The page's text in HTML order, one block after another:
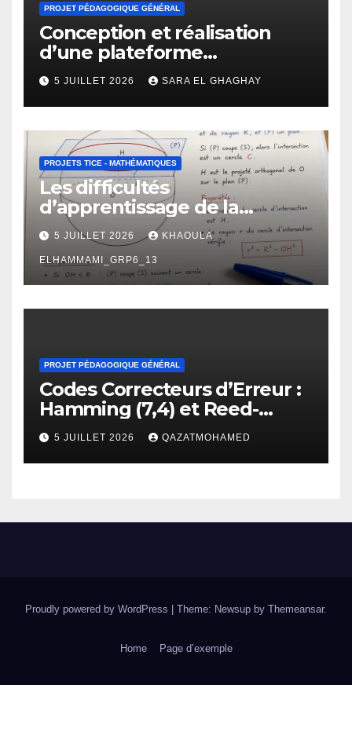
PROJET PÉDAGOGIQUE GÉNÉRAL
Conception et réalisation
d’une plateforme
d’apprentissage en ligne
pour l’enseignement des
mathématiques
5 JUILLET 2026 SARA EL GHAGHAY
PROJETS TICE - MATHÉMATIQUES
Les difficultés
d’apprentissage de la
géométrie chez les élèves de
2 -ème BAC : manifestations,
causes et propositions de
remédiation.
5 JUILLET 2026 KHAOULA
ELHAMMAMI_GRP6_13
PROJET PÉDAGOGIQUE GÉNÉRAL
Codes Correcteurs d’Erreur :
Hamming (7,4) et Reed-
Solomon
5 JUILLET 2026 QAZATMOHAMED
Proudly powered by WordPress Theme: Newsup by Themeansar.
Home Page d’exemple